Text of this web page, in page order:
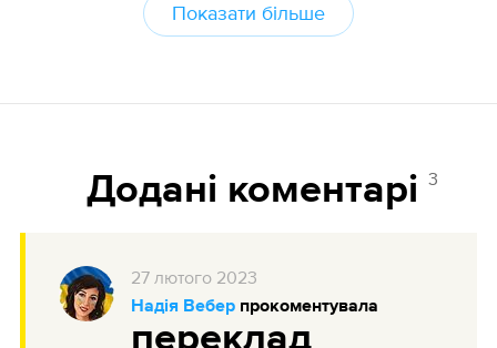
Показати більше
Додані коментарі 3
27 лютого2023
Надія Веберпрокоментувала
переклад